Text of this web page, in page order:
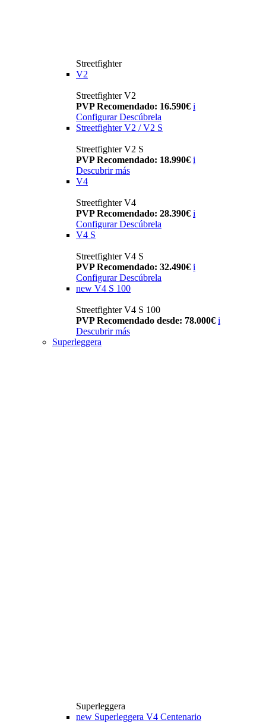
Streetfighter
V2
Streetfighter V2
PVP Recomendado: 16.590€ i
Configurar Descúbrela
Streetfighter V2 / V2 S
Streetfighter V2 S
PVP Recomendado: 18.990€ i
Descubrir más
V4
Streetfighter V4
PVP Recomendado: 28.390€ i
Configurar Descúbrela
V4 S
Streetfighter V4 S
PVP Recomendado: 32.490€ i
Configurar Descúbrela
new V4 S 100
Streetfighter V4 S 100
PVP Recomendado desde: 78.000€ i
Descubrir más
Superleggera
Superleggera
new Superleggera V4 Centenario